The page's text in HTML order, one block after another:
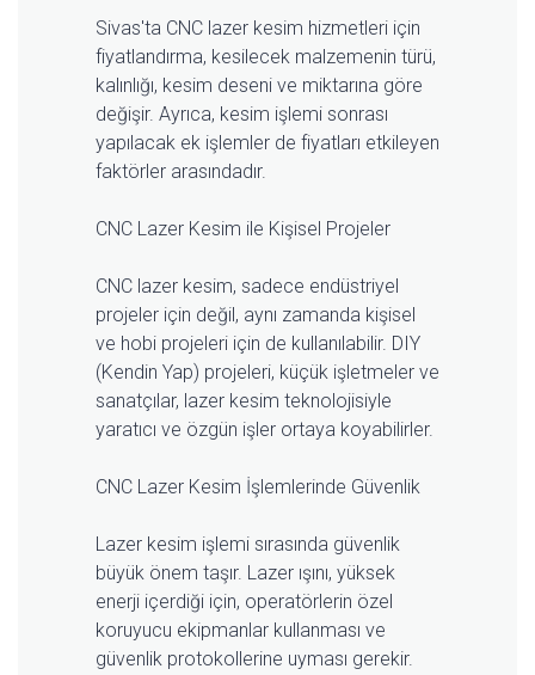
Sivas'ta CNC lazer kesim hizmetleri için
fiyatlandırma, kesilecek malzemenin türü,
kalınlığı, kesim deseni ve miktarına göre
değişir. Ayrıca, kesim işlemi sonrası
yapılacak ek işlemler de fiyatları etkileyen
faktörler arasındadır.
CNC Lazer Kesim ile Kişisel Projeler
CNC lazer kesim, sadece endüstriyel
projeler için değil, aynı zamanda kişisel
ve hobi projeleri için de kullanılabilir. DIY
(Kendin Yap) projeleri, küçük işletmeler ve
sanatçılar, lazer kesim teknolojisiyle
yaratıcı ve özgün işler ortaya koyabilirler.
CNC Lazer Kesim İşlemlerinde Güvenlik
Lazer kesim işlemi sırasında güvenlik
büyük önem taşır. Lazer ışını, yüksek
enerji içerdiği için, operatörlerin özel
koruyucu ekipmanlar kullanması ve
güvenlik protokollerine uyması gerekir.